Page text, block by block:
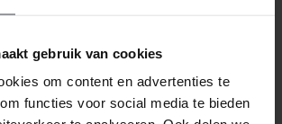
gebruik van cookies
om content en advertenties te
functies voor social media te bieden
tevreden
met stucwerk!